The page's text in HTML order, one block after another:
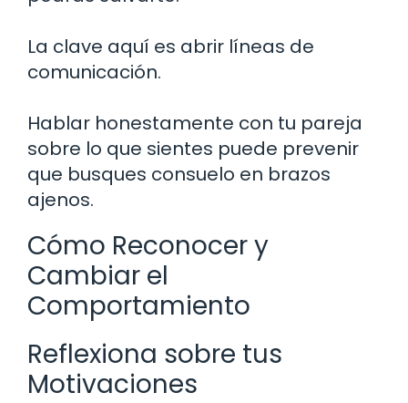
La clave aquí es abrir líneas de
comunicación.
Hablar honestamente con tu pareja
sobre lo que sientes puede prevenir
que busques consuelo en brazos
ajenos.
Cómo Reconocer y
Cambiar el
Comportamiento
Reflexiona sobre tus
Motivaciones